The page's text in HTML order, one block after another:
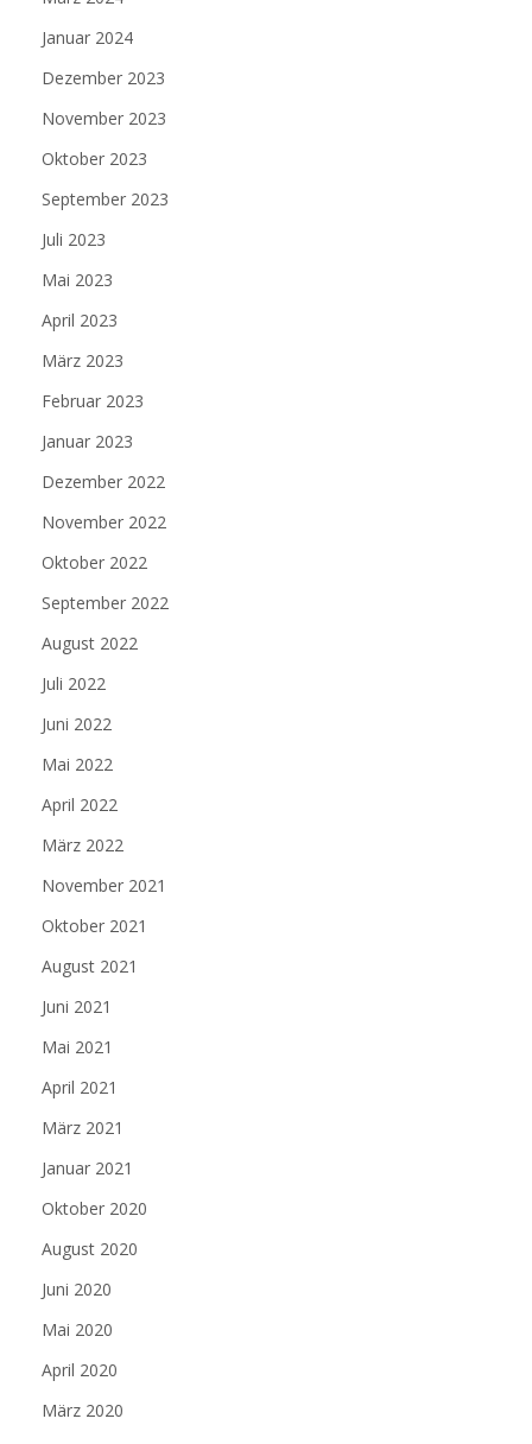
Januar 2024
Dezember 2023
November 2023
Oktober 2023
September 2023
Juli 2023
Mai 2023
April 2023
März 2023
Februar 2023
Januar 2023
Dezember 2022
November 2022
Oktober 2022
September 2022
August 2022
Juli 2022
Juni 2022
Mai 2022
April 2022
März 2022
November 2021
Oktober 2021
August 2021
Juni 2021
Mai 2021
April 2021
März 2021
Januar 2021
Oktober 2020
August 2020
Juni 2020
Mai 2020
April 2020
März 2020